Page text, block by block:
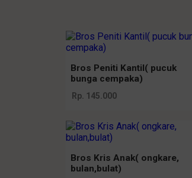
Bros Peniti Kantil( pucuk
bunga cempaka)
Rp. 145.000
Bros Kris Anak( ongkare,
bulan,bulat)